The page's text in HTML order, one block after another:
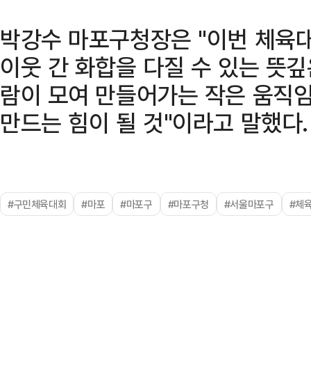
박강수 마포구청장은 "이번 체육
이웃 간 화합을 다질 수 있는 뜻
람이 모여 만들어가는 작은 움직
만드는 힘이 될 것"이라고 말했다.
#구민체육대회 #마포 #마포구 #마포구청 #서울마포구 #체